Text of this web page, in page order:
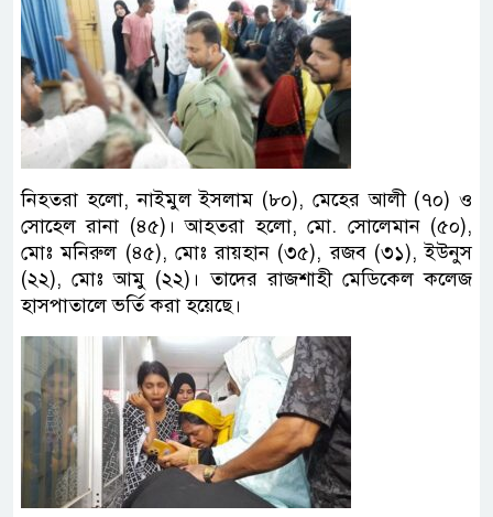
নিহতরা হলো, নাইমুল ইসলাম (৮০), মেহের আলী (৭০) ও
সোহেল রানা (৪৫)। আহতরা হলো, মো. সোলেমান (৫০),
মোঃ মনিরুল (৪৫), মোঃ রায়হান (৩৫), রজব (৩১), ইউনুস
(২২), মোঃ আমু (২২)। তাদের রাজশাহী মেডিকেল কলেজ
হাসপাতালে ভর্তি করা হয়েছে।